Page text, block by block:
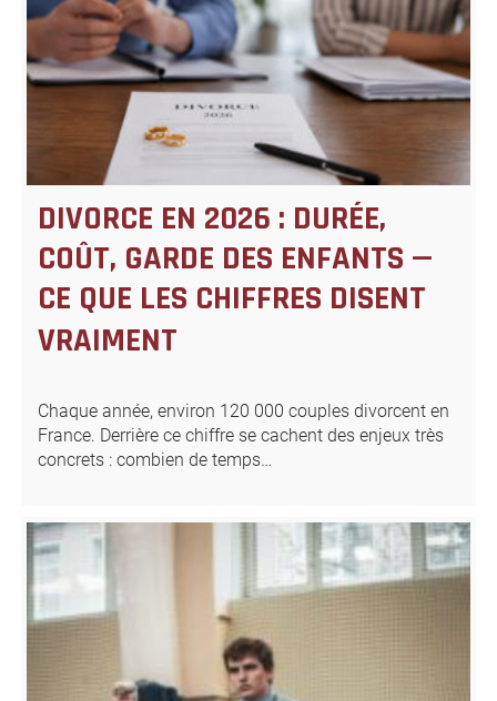
DIVORCE EN 2026 : DURÉE,
COÛT, GARDE DES ENFANTS —
CE QUE LES CHIFFRES DISENT
VRAIMENT
Chaque année, environ 120 000 couples divorcent en
France. Derrière ce chiffre se cachent des enjeux très
concrets : combien de temps…